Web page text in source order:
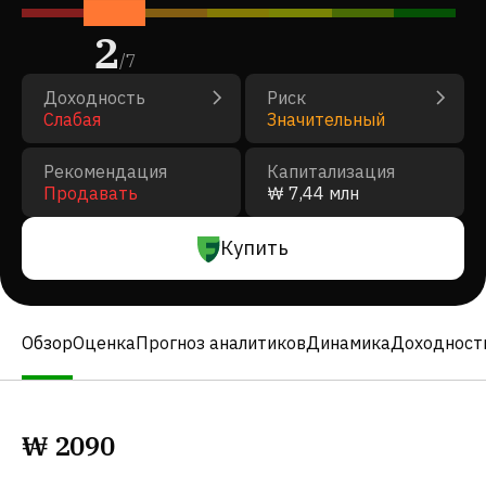
2/7
Доходность
Слабая
Риск
Значительный
Рекомендация
Продавать
Капитализация
₩ 7,44 млн
Купить
ОбзорОценкаПрогноз аналитиковДинамика
₩ 2090